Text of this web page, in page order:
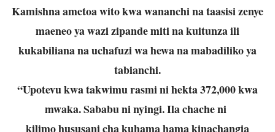
Kamishna ametoa wito kwa wananchi na taasisi zenye
maeneo ya wazi zipande miti na kuitunza ili
kukabiliana na uchafuzi wa hewa na mabadiliko ya
tabianchi.
“Upotevu kwa takwimu rasmi ni hekta 372,000 kwa
mwaka. Sababu ni nyingi. Ila chache ni
kilimo hususani cha kuhama hama kinachangia